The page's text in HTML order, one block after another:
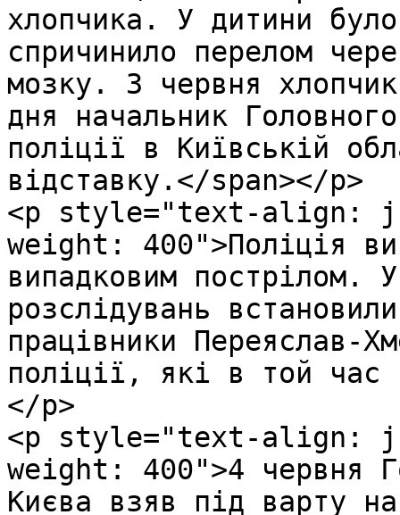
хлопчика. У дитини
спричинило перелом
мозку. 3 червня
дня начальник
поліції в Київській
відставку.</span></p>
<p style="text-align:
weight: 400">Поліція
випадковим пострілом.
розслідувань
працівники Переяслав-
поліції, які в той час
</p>
<p style="text-align:
weight: 400">4 червня
Києва взяв під варту